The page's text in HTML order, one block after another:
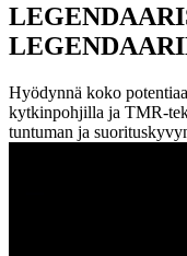
Hyödynnä koko
kytkinpohjilla ja TMR-
tuntuman ja